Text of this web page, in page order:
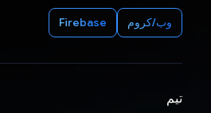
وب/کروم Firebase
تیم